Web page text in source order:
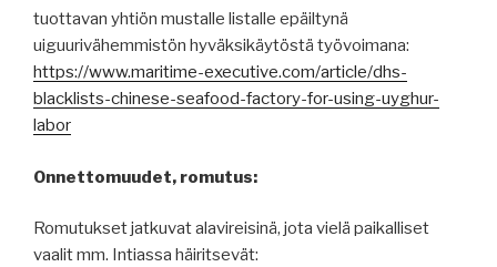
tuottavan yhtiön mustalle listalle epäiltynä
uiguurivähemmistön hyväksikäytöstä työvoimana:
https://www.maritime-executive.com/article/dhs-
blacklists-chinese-seafood-factory-for-using-uyghur-
labor
Onnettomuudet, romutus:
Romutukset jatkuvat alavireisinä, jota vielä paikalliset
vaalit mm. Intiassa häiritsevät: